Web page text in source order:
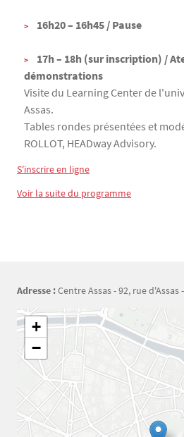
16h20 – 16h45 / Pause
17h – 18h (sur inscription) /
démonstrations
Visite du Learning Center de
Assas.
Tables rondes présentées et
ROLLOT, HEADway Advisory.
S'inscrire en ligne
Voir la suite du programme
Adresse :Centre Assas - 92, rue d'Assas
Géolocalisation
+
−